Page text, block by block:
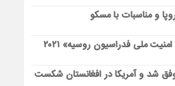
و مناسبات با مسکو
ملی فدراسیون روسیه» ۲۰۲۱
شد و آمریکا در افغانستان شکست